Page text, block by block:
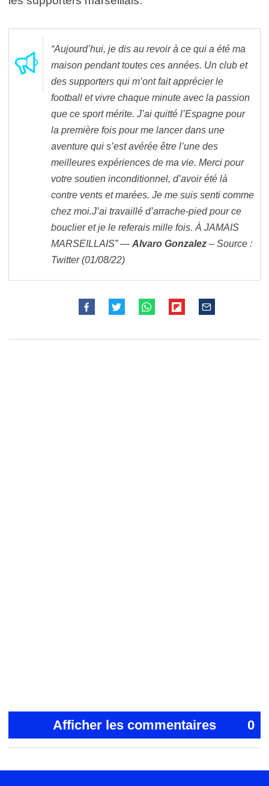
“Aujourd’hui, je dis au revoir à ce qui a été ma
maison pendant toutes ces années. Un club et
des supporters qui m’ont fait apprécier le
football et vivre chaque minute avec la passion
que ce sport mérite. J’ai quitté l’Espagne pour
la première fois pour me lancer dans une
aventure qui s’est avérée être l’une des
meilleures expériences de ma vie. Merci pour
votre soutien inconditionnel, d’avoir été là
contre vents et marées. Je me suis senti comme
chez moi.J’ai travaillé d’arrache-pied pour ce
bouclier et je le referais mille fois. À JAMAIS
MARSEILLAIS” — Alvaro Gonzalez – Source :
Twitter (01/08/22)
Afficher les commentaires 0